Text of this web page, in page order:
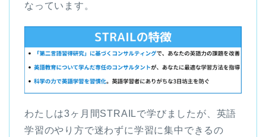
なっています。
わたしは3ヶ月間STRAILで学びましたが、英語
学習のやり方で迷わずに学習に集中できるの